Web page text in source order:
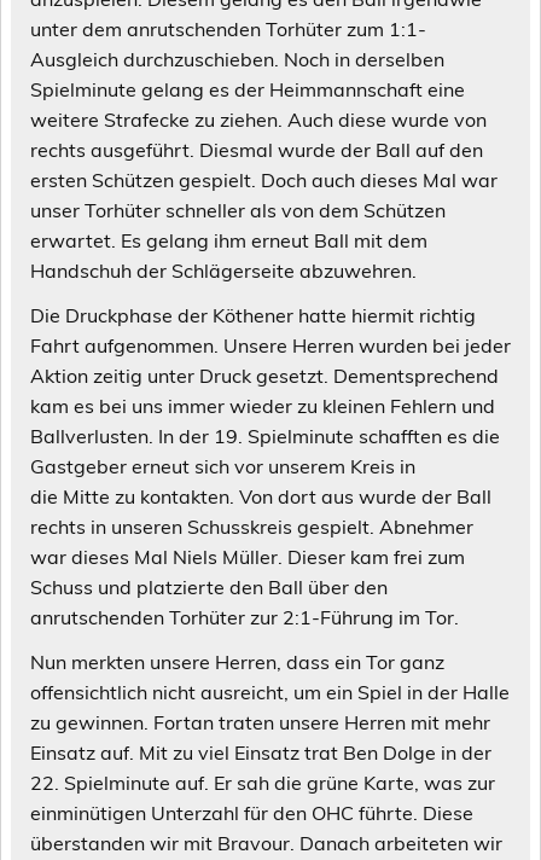
unter dem anrutschenden Torhüter zum 1:1-
Ausgleich durchzuschieben. Noch in derselben
Spielminute gelang es der Heimmannschaft eine
weitere Strafecke zu ziehen. Auch diese wurde von
rechts ausgeführt. Diesmal wurde der Ball auf den
ersten Schützen gespielt. Doch auch dieses Mal war
unser Torhüter schneller als von dem Schützen
erwartet. Es gelang ihm erneut Ball mit dem
Handschuh der Schlägerseite abzuwehren.
Die Druckphase der Köthener hatte hiermit richtig
Fahrt aufgenommen. Unsere Herren wurden bei jeder
Aktion zeitig unter Druck gesetzt. Dementsprechend
kam es bei uns immer wieder zu kleinen Fehlern und
Ballverlusten. In der 19. Spielminute schafften es die
Gastgeber erneut sich vor unserem Kreis in
die Mitte zu kontakten. Von dort aus wurde der Ball
rechts in unseren Schusskreis gespielt. Abnehmer
war dieses Mal Niels Müller. Dieser kam frei zum
Schuss und platzierte den Ball über den
anrutschenden Torhüter zur 2:1-Führung im Tor.
Nun merkten unsere Herren, dass ein Tor ganz
offensichtlich nicht ausreicht, um ein Spiel in der Halle
zu gewinnen. Fortan traten unsere Herren mit mehr
Einsatz auf. Mit zu viel Einsatz trat Ben Dolge in der
22. Spielminute auf. Er sah die grüne Karte, was zur
einminütigen Unterzahl für den OHC führte. Diese
überstanden wir mit Bravour. Danach arbeiteten wir